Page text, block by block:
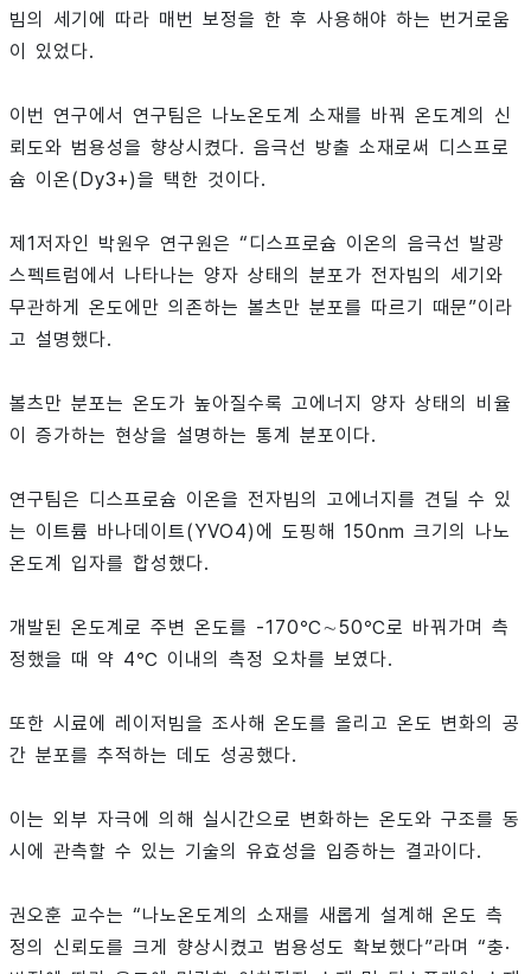
빔의 세기에 따라 매번 보정을 한 후 사용해야 하는 번거로움
이 있었다.
이번 연구에서 연구팀은 나노온도계 소재를 바꿔 온도계의 신
뢰도와 범용성을 향상시켰다. 음극선 방출 소재로써 디스프로
슘 이온(Dy3+)을 택한 것이다.
제1저자인 박원우 연구원은 “디스프로슘 이온의 음극선 발광
스펙트럼에서 나타나는 양자 상태의 분포가 전자빔의 세기와
무관하게 온도에만 의존하는 볼츠만 분포를 따르기 때문”이라
고 설명했다.
볼츠만 분포는 온도가 높아질수록 고에너지 양자 상태의 비율
이 증가하는 현상을 설명하는 통계 분포이다.
연구팀은 디스프로슘 이온을 전자빔의 고에너지를 견딜 수 있
는 이트륨 바나데이트(YVO4)에 도핑해 150㎚ 크기의 나노
온도계 입자를 합성했다.
개발된 온도계로 주변 온도를 -170℃∼50℃로 바꿔가며 측
정했을 때 약 4℃ 이내의 측정 오차를 보였다.
또한 시료에 레이저빔을 조사해 온도를 올리고 온도 변화의 공
간 분포를 추적하는 데도 성공했다.
이는 외부 자극에 의해 실시간으로 변화하는 온도와 구조를 동
시에 관측할 수 있는 기술의 유효성을 입증하는 결과이다.
권오훈 교수는 “나노온도계의 소재를 새롭게 설계해 온도 측
정의 신뢰도를 크게 향상시켰고 범용성도 확보했다”라며 “충·